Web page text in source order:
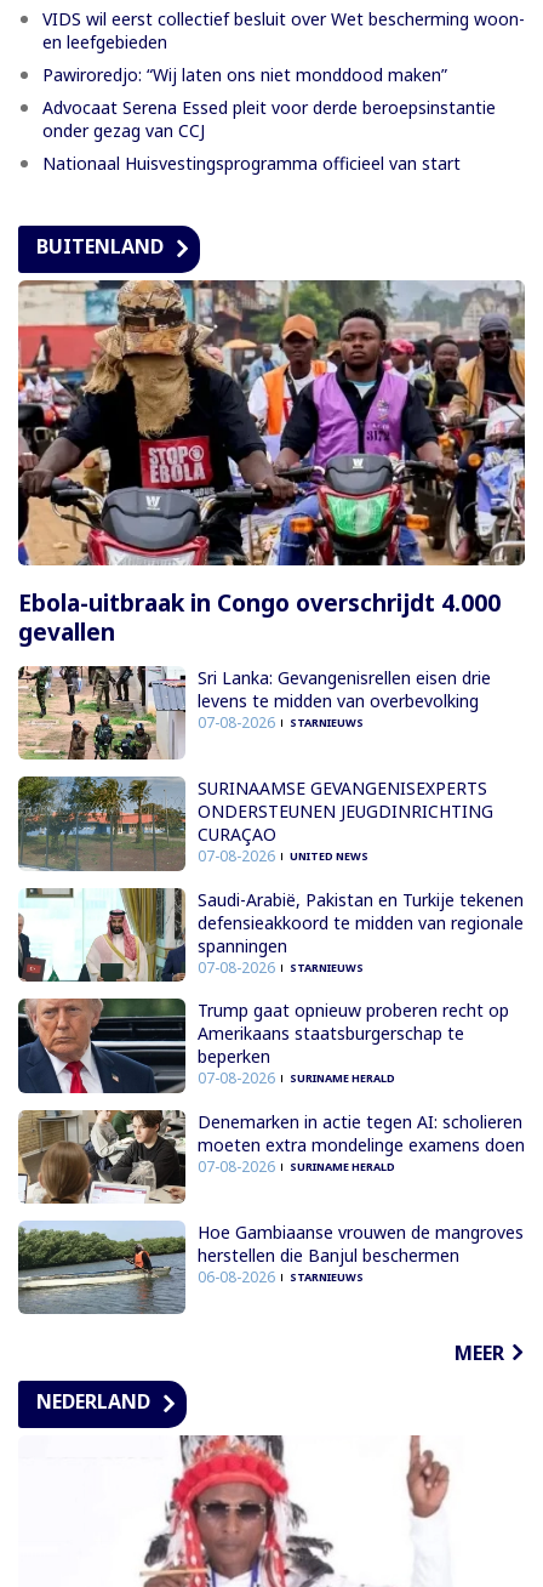
VIDS wil eerst collectief besluit over Wet bescherming woon-
en leefgebieden
Pawiroredjo: “Wij laten ons niet monddood maken”
Advocaat Serena Essed pleit voor derde beroepsinstantie
onder gezag van CCJ
Nationaal Huisvestingsprogramma officieel van start
BUITENLAND
Ebola-uitbraak in Congo overschrijdt 4.000
gevallen
Sri Lanka: Gevangenisrellen eisen drie
levens te midden van overbevolking
07-08-2026 STARNIEUWS
SURINAAMSE GEVANGENISEXPERTS
ONDERSTEUNEN JEUGDINRICHTING
CURAÇAO
07-08-2026 UNITED NEWS
Saudi-Arabië, Pakistan en Turkije tekenen
defensieakkoord te midden van regionale
spanningen
07-08-2026 STARNIEUWS
Trump gaat opnieuw proberen recht op
Amerikaans staatsburgerschap te
beperken
07-08-2026 SURINAME HERALD
Denemarken in actie tegen AI: scholieren
moeten extra mondelinge examens doen
07-08-2026 SURINAME HERALD
Hoe Gambiaanse vrouwen de mangroves
herstellen die Banjul beschermen
06-08-2026 STARNIEUWS
MEER
NEDERLAND